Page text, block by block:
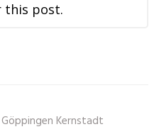
this post.
Kernstadt